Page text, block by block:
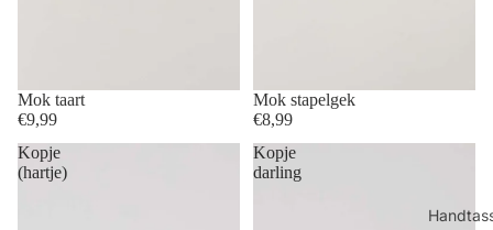
Mok taart
€9,99
Mok stapelgek
€8,99
Kopje
(hartje)
Kopje
darling